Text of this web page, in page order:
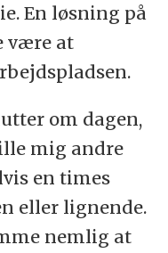
En løsning på
være at
om dagen,
mig andre
en times
eller lignende.
nemlig at